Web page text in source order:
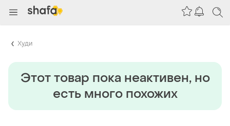
Худи
Этот товар пока неактивен, но
есть много похожих